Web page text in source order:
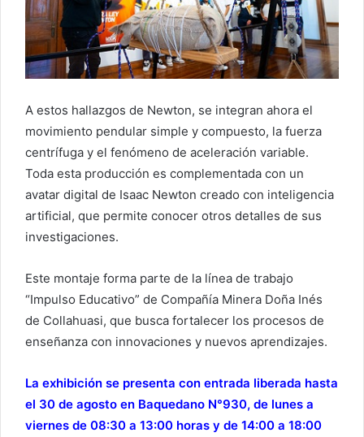
A estos hallazgos de Newton, se integran ahora el
movimiento pendular simple y compuesto, la fuerza
centrífuga y el fenómeno de aceleración variable.
Toda esta producción es complementada con un
avatar digital de Isaac Newton creado con inteligencia
artificial, que permite conocer otros detalles de sus
investigaciones.
Este montaje forma parte de la línea de trabajo
“Impulso Educativo” de Compañía Minera Doña Inés
de Collahuasi, que busca fortalecer los procesos de
enseñanza con innovaciones y nuevos aprendizajes.
La exhibición se presenta con entrada liberada hasta
el 30 de agosto en Baquedano N°930, de lunes a
viernes de 08:30 a 13:00 horas y de 14:00 a 18:00